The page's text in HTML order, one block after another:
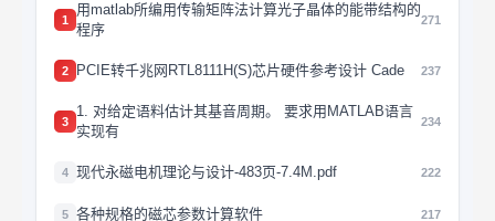
1
用matlab所编用传输矩阵法计算光子晶体的能带结构的
程序
271
2 PCIE转千兆网RTL8111H(S)芯片硬件参考设计 Cade 237
3
1. 对给定语料估计其基音周期。 要求用MATLAB语言
实现有
234
4 现代永磁电机理论与设计-483页-7.4M.pdf 222
5 各种规格的磁芯参数计算软件 217